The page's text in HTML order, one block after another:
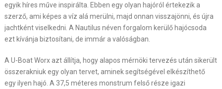
egyik híres műve inspirálta. Ebben egy olyan hajóról értekezik a
szerző, ami képes a víz alá merülni, majd onnan visszajönni, és újra
jachtként viselkedni. A Nautilus néven forgalom kerülő hajócsoda
ezt kívánja biztosítani, de immár a valóságban.
A U-Boat Worx azt állítja, hogy alapos mérnöki tervezés után sikerült
összerakniuk egy olyan tervet, aminek segítségével elkészíthető
egy ilyen hajó. A 37,5 méteres monstrum felső része igazi